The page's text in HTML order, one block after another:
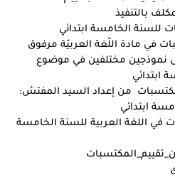
بالتنفيذ
للسنة الخامسة ابتدائي
في مادة اللّغة العربيّة مرفوق
نموذجين مختلفين في موضوع
ابتدائي
من إعداد السيد المفتش:
ابتدائي
في اللغة العربية للسنة الخامسة